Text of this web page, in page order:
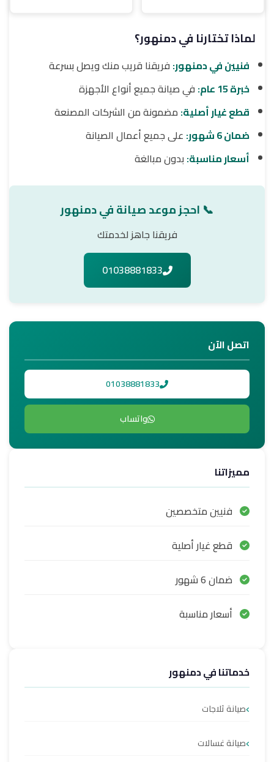
لماذا تختارنا في دمنهور؟
فنيين في دمنهور: فريقنا قريب منك ويصل بسرعة
خبرة 15 عام:
في صيانة جميع أنواع الأجهزة
قطع غيار أصلية: مضمونة من الشركات المصنعة
ضمان 6 شهور:
على جميع أعمال الصيانة
أسعار مناسبة: بدون مبالغة
📞 احجز موعد صيانة في دمنهور
فريقنا جاهز لخدمتك
01038881833
اتصل الآن
01038881833
واتساب
مميزاتنا
فنيين متخصصين
قطع غيار أصلية
ضمان 6 شهور
أسعار مناسبة
خدماتنا في دمنهور
صيانة ثلاجات
صيانة غسالات